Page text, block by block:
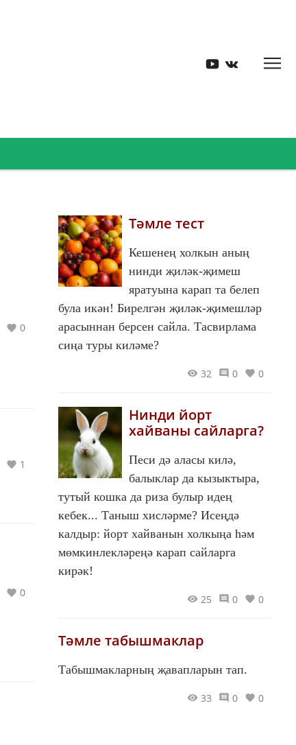
0
1
0
Тәмле тест
Кешенең холкын аның
нинди җиләк-җимеш
яратуына карап та белеп
була икән! Бирелгән җиләк-җимешләр
арасыннан берсен сайла. Тасвирлама
сиңа туры киләме?
32 0 0
Нинди йорт
хайваны сайларга?
Песи дә аласы килә,
балыклар да кызыктыра,
тутый кошка да риза булыр идең
кебек... Таныш хисләрме? Исеңдә
калдыр: йорт хайванын холкыңа һәм
мөмкинлекләреңә карап сайларга
кирәк!
25 0 0
Тәмле табышмаклар
Табышмакларның җавапларын тап.
33 0 0